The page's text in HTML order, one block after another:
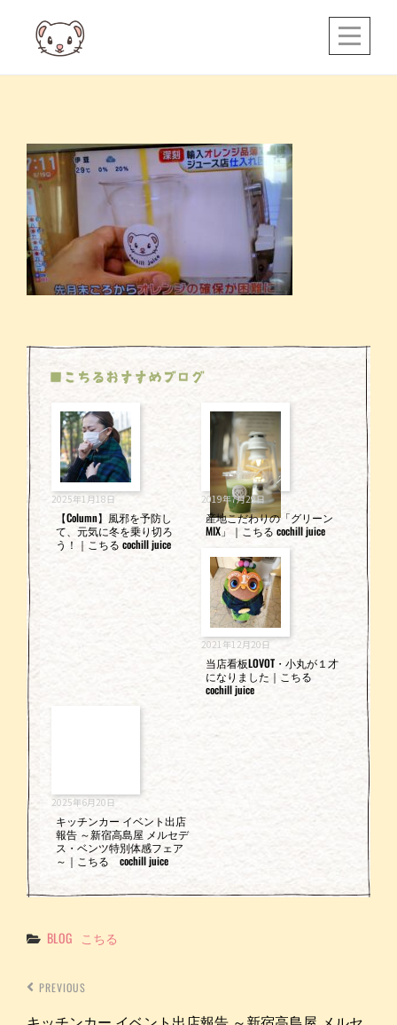
content
■こちるおすすめブログ
2025年1月18日
【Column】風邪を予防し
て、元気に冬を乗り切ろ
う！｜こちる cochill juice
2019年7月29日
産地こだわりの「グリーン
MIX」｜こちる cochill juice
2021年12月20日
当店看板LOVOT・小丸が１才
になりました｜こちる
cochill juice
2025年6月20日
キッチンカー イベント出店
報告 ～新宿高島屋 メルセデ
ス・ベンツ特別体感フェア
～｜こちる cochill juice
Categories
BLOG こちる
稿
ナ
ビ
ゲ
ー
シ
ン
PREVIOUS